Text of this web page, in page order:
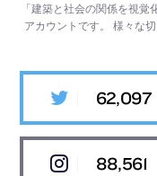
「建築と社会の関係を視
アカウントです。様々な
62,097
88,561